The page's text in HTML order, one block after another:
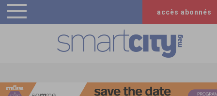
accès abonnés